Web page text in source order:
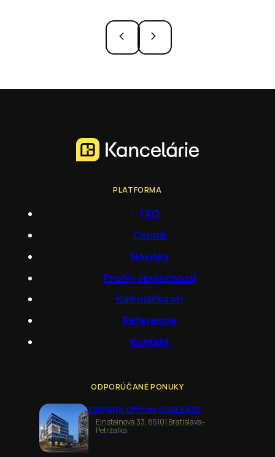
PLATFORMA
FAQ
Cenník
Novinky
Profily spoločností
Kalkulačka m²
Referencie
Kontakt
ODPORÚČANÉ PONUKY
EINPARK Offices SUBLEASE
Einsteinova 33, 85101 Bratislava-
Petržalka